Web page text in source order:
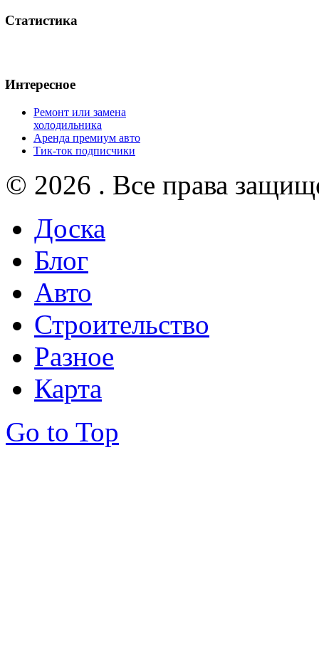
Статистика
Интересное
Ремонт или замена
холодильника
Аренда премиум авто
Тик-ток подписчики
© 2026 . Все права
Доска
Блог
Авто
Строительство
Разное
Карта
Go to Top